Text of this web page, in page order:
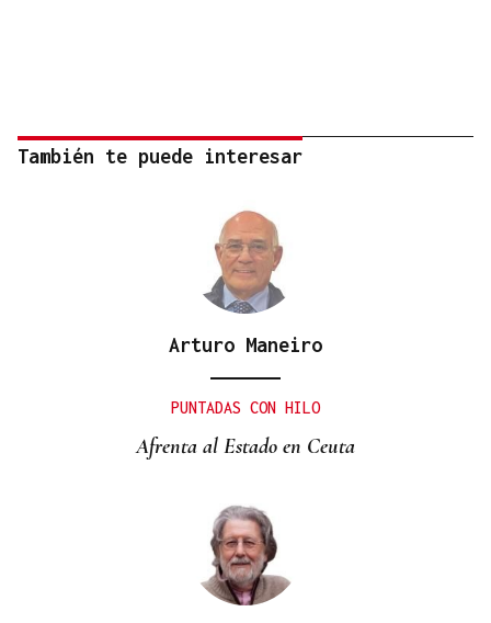
También te puede interesar
Arturo Maneiro
PUNTADAS CON HILO
Afrenta al Estado en Ceuta